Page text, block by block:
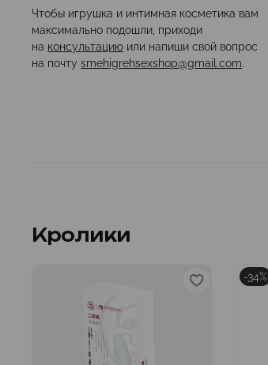
Чтобы игрушка и интимная косметика вам
максимально подошли, приходи
на консультацию или напиши свой вопрос
на почту smehigrehsexshop@gmail.com.
Кролики
-34%